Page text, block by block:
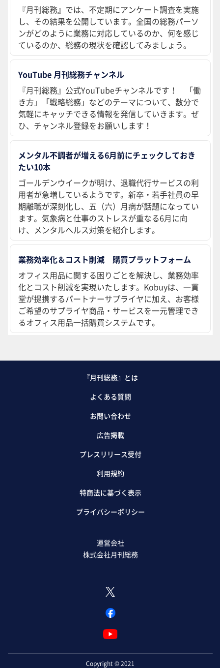
『月刊総務』では、不定期にアンケート調査を実施
し、その結果を公開しています。全国の総務パーソ
ンがどのように業務に対応しているのか、何を感じ
ているのか、総務の現状を確認してみましょう。
YouTube 月刊総務チャンネル
『月刊総務』公式YouTubeチャンネルです！ 「働
き方」「戦略総務」などのテーマについて、数分で
気軽にキャッチできる情報を発信していきます。ぜ
ひ、チャンネル登録をお願いします！
メンタル不調者が増える6月前にチェックしておき
たい10本
ゴールデンウイークが明け、退職代行サービスの利
用者が急増しているようです。新卒・若手社員の早
期離職が深刻化し、五（六）月病が話題になってい
ます。気象病と仕事のストレスが重なる6月に向
け、メンタルヘルス対策を紹介します。
業務効率化＆コスト削減 購買プラットフォーム
オフィス用品に関する困りごとを解決し、業務効率
化とコスト削減を実現いたします。Kobuyは、一貫
堂が提携するパートナーサプライヤに加え、お客様
ご希望のサプライヤ商品・サービスを一元管理でき
るオフィス用品一括購買システムです。
『月刊総務』とは
よくある質問
お問い合わせ
広告掲載
プレスリリース受付
利用規約
特商法に基づく表示
プライバシーポリシー
運営会社
株式会社月刊総務
Copyright © 2021